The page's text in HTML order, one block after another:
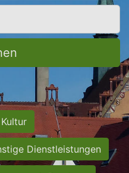
Dienstleistungen